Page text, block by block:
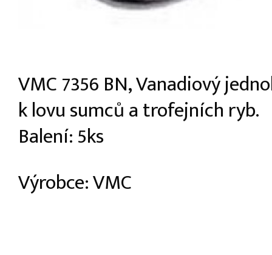
VMC 7356 BN, Vanadiový
k lovu sumců a trofejních ryb.
Balení: 5ks
Výrobce: VMC